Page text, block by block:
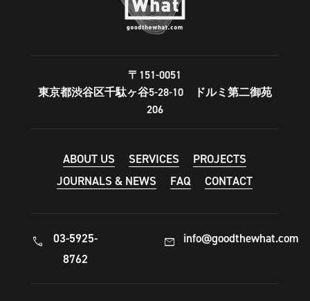
〒151-0051
東京都渋谷区千駄ヶ谷5-28-10 ドルミ第二御苑
206
ABOUT US SERVICES
PROJECTS
JOURNALS & NEWS
FAQ CONTACT
call
03-5925-
8762
mail info@goodthewhat.com